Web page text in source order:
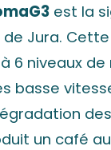
est la
Jura.
6 niveaux
basse
un café